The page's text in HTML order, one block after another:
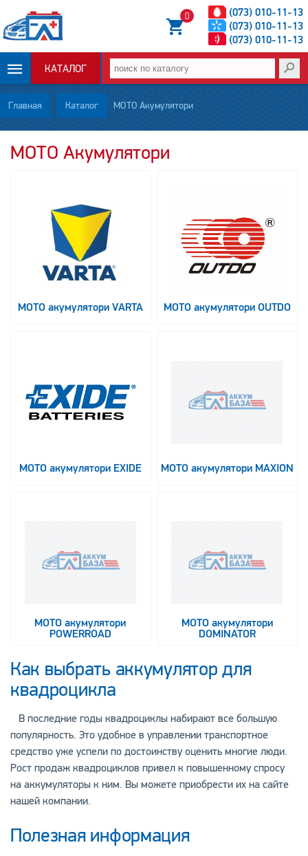
(073) 010-11-13
(073) 010-11-13
(073) 010-11-13
0
КАТАЛОГ
ОПЛАТА И
ДОСТАВКА
КОНТАКТЫ
Главная Каталог МОТО Акумулятори
МОТО Акумулятори
МОТО акумулятори VARTA МОТО акумулятори OUTDO
МОТО акумулятори EXIDE МОТО акумулятори MAXION
МОТО акумулятори
POWERROAD
МОТО акумулятори
DOMINATOR
Как выбрать аккумулятор для
квадроцикла
В последние годы квадроциклы набирают все большую
популярность. Это удобное в управлении транспортное
средство уже успели по достоинству оценить многие люди.
Рост продаж квадроциклов привел к повышенному спросу
на аккумуляторы к ним. Вы можете приобрести их на сайте
нашей компании.
Полезная информация